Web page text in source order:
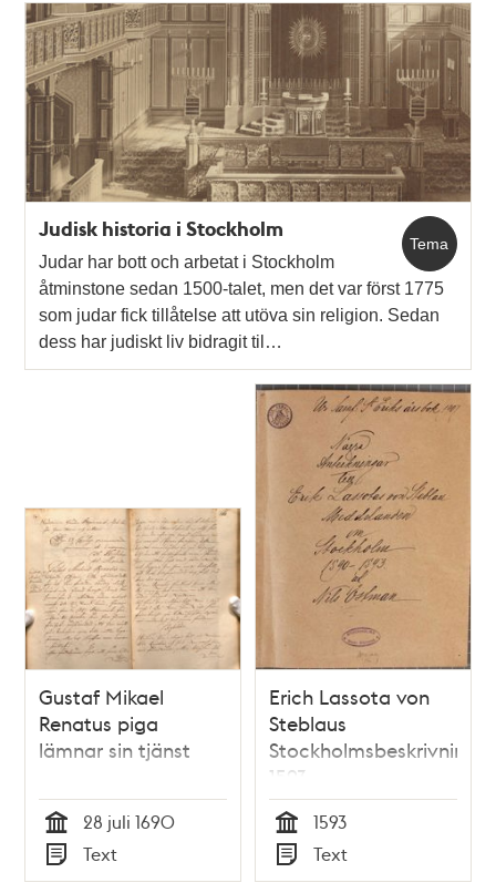
Tema
Judisk historia i Stockholm
Judar har bott och arbetat i Stockholm
åtminstone sedan 1500-talet, men det var först 1775
som judar fick tillåtelse att utöva sin religion. Sedan
dess har judiskt liv bidragit til…
Gustaf Mikael
Renatus piga
lämnar sin tjänst
Tid
28 juli 1690
Typ
Text
Erich Lassota von
Steblaus
Stockholmsbeskrivning
1593
Tid
1593
Typ
Text